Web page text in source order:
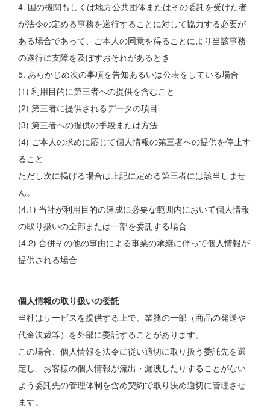
4. 国の機関もしくは地方公共団体またはその委託を受けた者
が法令の定める事務を遂行することに対して協力する必要が
ある場合であって、ご本人の同意を得ることにより当該事務
の遂行に支障を及ぼすおそれがあるとき
5. あらかじめ次の事項を告知あるいは公表をしている場合
(1) 利用目的に第三者への提供を含むこと
(2) 第三者に提供されるデータの項目
(3) 第三者への提供の手段または方法
(4) ご本人の求めに応じて個人情報の第三者への提供を停止す
ること
ただし次に掲げる場合は上記に定める第三者には該当しませ
ん。
(4.1) 当社が利用目的の達成に必要な範囲内において個人情報
の取り扱いの全部または一部を委託する場合
(4.2) 合併その他の事由による事業の承継に伴って個人情報が
提供される場合
個人情報の取り扱いの委託
当社はサービスを提供する上で、業務の一部（商品の発送や
代金決裁等）を外部に委託することがあります。
この場合、個人情報を法令に従い適切に取り扱う委託先を選
定し、お客様の個人情報が流出・漏洩したりすることがない
よう委託先の管理体制を含め契約で取り決め適切に管理させ
ます。